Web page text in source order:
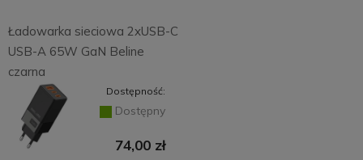
Ładowarka sieciowa 2xUSB-C
USB-A 65W GaN Beline
czarna
Dostępność:
Dostępny
74,00 zł